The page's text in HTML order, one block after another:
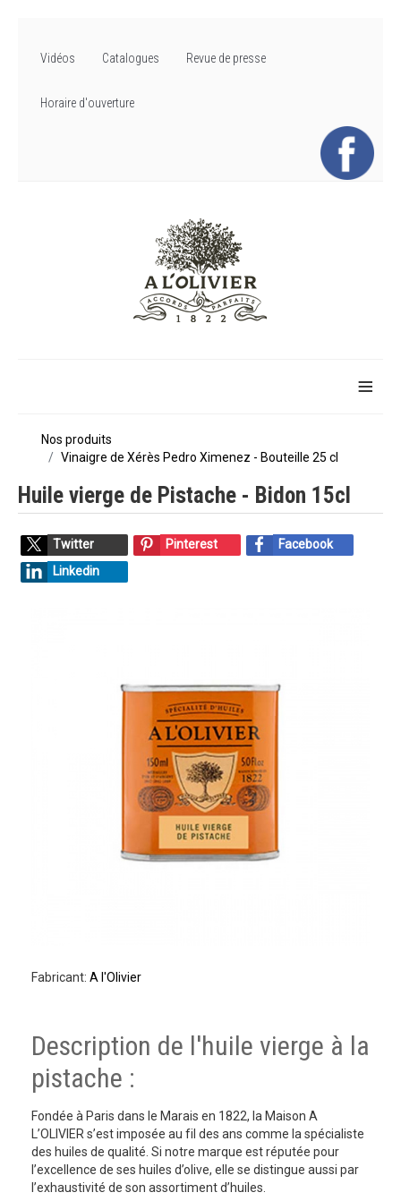
Vidéos Catalogues Revue de presse
Horaire d'ouverture
≡
Nos produits
Vinaigre de Xérès Pedro Ximenez - Bouteille 25 cl
Huile vierge de Pistache - Bidon 15cl
Twitter Pinterest
Facebook
Linkedin
Fabricant: A l'Olivier
Description de l'huile vierge à la
pistache :
Fondée à Paris dans le Marais en 1822, la Maison A
L’OLIVIER s’est imposée au fil des ans comme la spécialiste
des huiles de qualité. Si notre marque est réputée pour
l’excellence de ses huiles d’olive, elle se distingue aussi par
l’exhaustivité de son assortiment d’huiles.